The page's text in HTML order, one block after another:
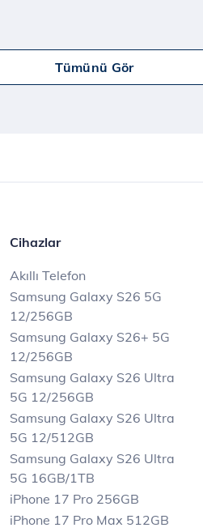
Tümünü Gör
Cihazlar
Akıllı Telefon
Samsung Galaxy S26 5G
12/256GB
Samsung Galaxy S26+ 5G
12/256GB
Samsung Galaxy S26 Ultra
5G 12/256GB
Samsung Galaxy S26 Ultra
5G 12/512GB
Samsung Galaxy S26 Ultra
5G 16GB/1TB
iPhone 17 Pro 256GB
iPhone 17 Pro Max 512GB